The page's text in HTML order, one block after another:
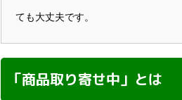
ても大丈夫です。
「商品取り寄せ中」とは